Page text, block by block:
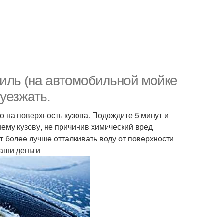
(на автомобильной мойке
поверхность кузова. Подождите 5 минут и
кузову, не причинив химический вред
лучше отталкивать воду от поверхности
деньги